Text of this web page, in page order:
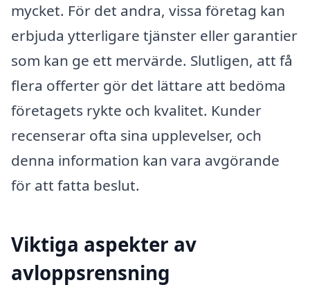
mycket. För det andra, vissa företag kan
erbjuda ytterligare tjänster eller garantier
som kan ge ett mervärde. Slutligen, att få
flera offerter gör det lättare att bedöma
företagets rykte och kvalitet. Kunder
recenserar ofta sina upplevelser, och
denna information kan vara avgörande
för att fatta beslut.
Viktiga aspekter av
avloppsrensning